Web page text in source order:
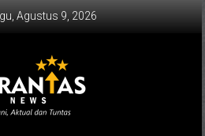
Agustus 9, 2026